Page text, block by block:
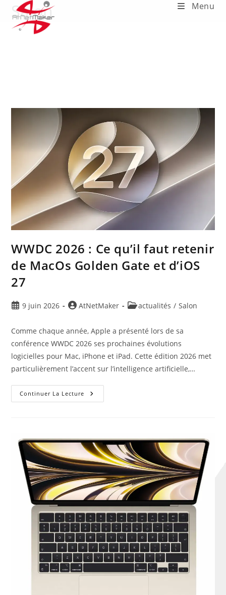
Menu
Salon
WWDC 2026 : Ce qu’il faut retenir
de MacOs Golden Gate et d’iOS
27
9 juin 2026 AtNetMaker actualités / Salon
Comme chaque année, Apple a présenté lors de sa
conférence WWDC 2026 ses prochaines évolutions
logicielles pour Mac, iPhone et iPad. Cette édition 2026 met
particulièrement l’accent sur l’intelligence artificielle,…
Continuer La Lecture